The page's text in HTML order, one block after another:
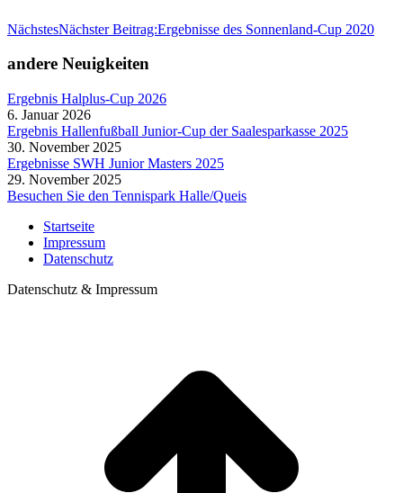
NächstesNächster Beitrag:Ergebnisse des Sonnenland-Cup 2020
andere Neuigkeiten
Ergebnis Halplus-Cup 2026
6. Januar 2026
Ergebnis Hallenfußball Junior-Cup der Saalesparkasse 2025
30. November 2025
Ergebnisse SWH Junior Masters 2025
29. November 2025
Besuchen Sie den Tennispark Halle/Queis
Startseite
Impressum
Datenschutz
Datenschutz & Impressum